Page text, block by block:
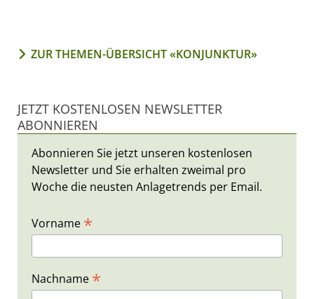
ZUR THEMEN-ÜBERSICHT «KONJUNKTUR»
JETZT KOSTENLOSEN NEWSLETTER
ABONNIEREN
Abonnieren Sie jetzt unseren kostenlosen
Newsletter und Sie erhalten zweimal pro
Woche die neusten Anlagetrends per Email.
Vorname *
Nachname *